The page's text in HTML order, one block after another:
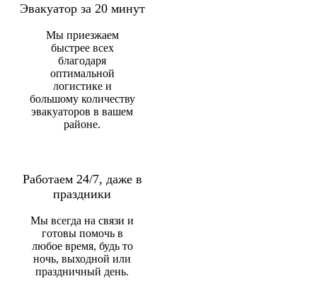
Эвакуатор за 20 минут
Мы приезжаем
быстрее всех
благодаря
оптимальной
логистике и
большому количеству
эвакуаторов в вашем
районе.
Работаем 24/7, даже в
праздники
Мы всегда на связи и
готовы помочь в
любое время, будь то
ночь, выходной или
праздничный день.